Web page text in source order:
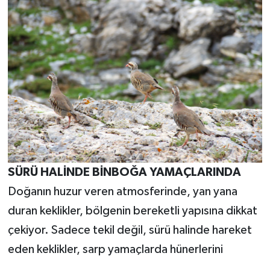
SÜRÜ HALİNDE BİNBOĞA YAMAÇLARINDA
Doğanın huzur veren atmosferinde, yan yana
duran keklikler, bölgenin bereketli yapısına dikkat
çekiyor. Sadece tekil değil, sürü halinde hareket
eden keklikler, sarp yamaçlarda hünerlerini